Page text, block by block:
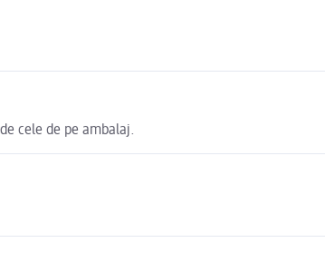
cele de pe ambalaj.